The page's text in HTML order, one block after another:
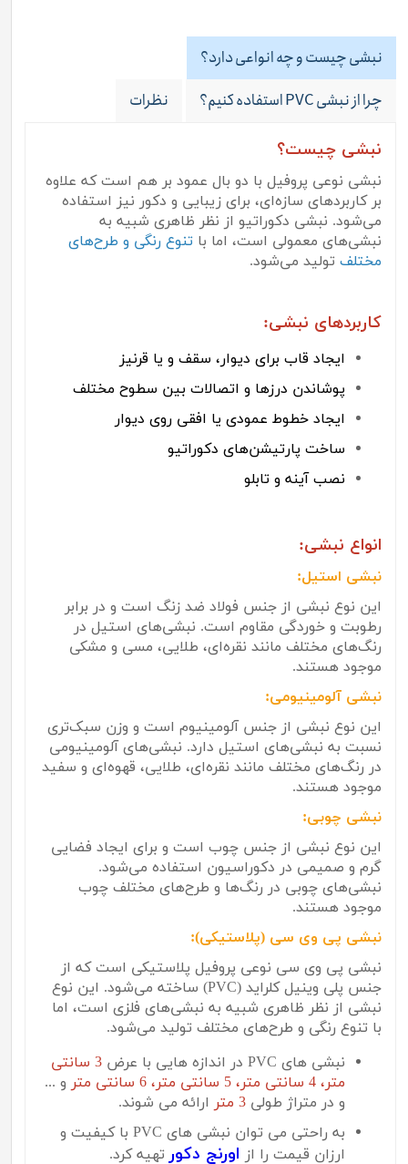
نبشی چیست و چه انواعی دارد؟
چرا از نبشی PVC استفاده کنیم؟
نظرات
نبشی چیست؟
نبشی نوعی پروفیل با دو بال عمود بر هم است که علاوه
بر کاربردهای سازه‌ای، برای زیبایی و دکور نیز استفاده
می‌شود. نبشی دکوراتیو از نظر ظاهری شبیه به
نبشی‌های معمولی است، اما با تنوع رنگی و طرح‌های
مختلف تولید می‌شود.
کاربردهای نبشی:
ایجاد قاب برای دیوار، سقف و یا قرنیز
پوشاندن درزها و اتصالات بین سطوح مختلف
ایجاد خطوط عمودی یا افقی روی دیوار
ساخت پارتیشن‌های دکوراتیو
نصب آینه و تابلو
انواع نبشی:
نبشی استیل:
این نوع نبشی از جنس فولاد ضد زنگ است و در برابر
رطوبت و خوردگی مقاوم است. نبشی‌های استیل در
رنگ‌های مختلف مانند نقره‌ای، طلایی، مسی و مشکی
موجود هستند.
نبشی آلومینیومی:
این نوع نبشی از جنس آلومینیوم است و وزن سبک‌تری
نسبت به نبشی‌های استیل دارد. نبشی‌های آلومینیومی
در رنگ‌های مختلف مانند نقره‌ای، طلایی، قهوه‌ای و سفید
موجود هستند.
نبشی چوبی:
این نوع نبشی از جنس چوب است و برای ایجاد فضایی
گرم و صمیمی در دکوراسیون استفاده می‌شود.
نبشی‌های چوبی در رنگ‌ها و طرح‌های مختلف چوب
موجود هستند.
نبشی پی وی سی (پلاستیکی):
نبشی پی وی سی نوعی پروفیل پلاستیکی است که از
جنس پلی وینیل کلراید (PVC) ساخته می‌شود. این نوع
نبشی از نظر ظاهری شبیه به نبشی‌های فلزی است، اما
با تنوع رنگی و طرح‌های مختلف تولید می‌شود.
نبشی های PVC در اندازه هایی با عرض
3 سانتی
متر، 4 سانتی متر، 5 سانتی متر، 6 سانتی متر
و ...
و در متراژ طولی 3 متر
ارائه می شوند.
به راحتی می توان نبشی های PVC با کیفیت و
ارزان قیمت را از اورنج دکور تهیه کرد.